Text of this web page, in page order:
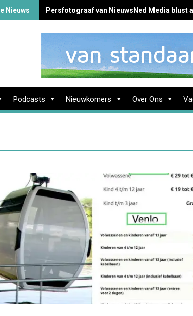
Nieuws Persfotograaf van NieuwsNed Media blust
Podcasts Nieuwkomers Over Ons